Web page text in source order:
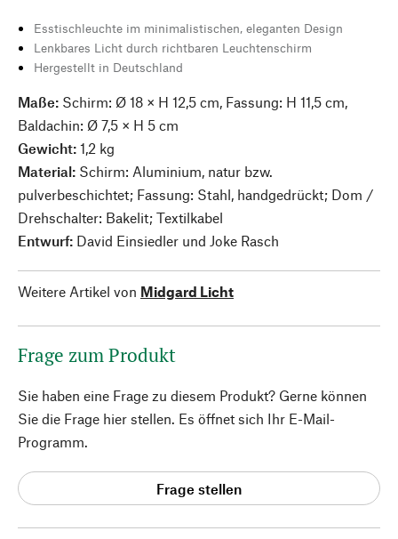
Esstischleuchte im minimalistischen, eleganten Design
Lenkbares Licht durch richtbaren Leuchtenschirm
Hergestellt in Deutschland
Maße: Schirm: Ø 18 × H 12,5 cm, Fassung: H 11,5 cm,
Baldachin: Ø 7,5 × H 5 cm
Gewicht: 1,2 kg
Material: Schirm: Aluminium, natur bzw.
pulverbeschichtet; Fassung: Stahl, handgedrückt; Dom /
Drehschalter: Bakelit; Textilkabel
Entwurf: David Einsiedler und Joke Rasch
Weitere Artikel von Midgard Licht
Frage zum Produkt
Sie haben eine Frage zu diesem Produkt? Gerne können
Sie die Frage hier stellen. Es öffnet sich Ihr E-Mail-
Programm.
Frage stellen